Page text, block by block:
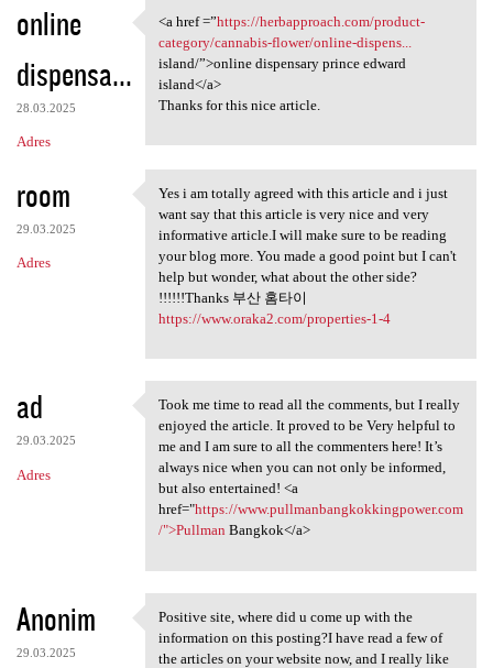
online
dispensa...
28.03.2025
Adres
<a href =”https:/
<a href =”https://herbapproach.com/product-
category/cannabis-flower/online-dispens...
island/”>online dispensary prince edward
island</a>
Thanks for this nice article.
room
29.03.2025
Adres
Yes i am totally agreed with
Yes i am totally agreed with this article and i just
want say that this article is very nice and very
informative article.I will make sure to be reading
your blog more. You made a good point but I can't
help but wonder, what about the other side?
!!!!!!Thanks 부산 홈타이
https://www.oraka2.com/properties-1-4
ad
29.03.2025
Adres
Took me time to read all the
Took me time to read all the comments, but I really
enjoyed the article. It proved to be Very helpful to
me and I am sure to all the commenters here! It’s
always nice when you can not only be informed,
but also entertained! <a
href="https://www.pullmanbangkokkingpower.com
/">Pullman Bangkok</a>
Anonim
29.03.2025
Positive site, where did u
Positive site, where did u come up with the
information on this posting?I have read a few of
the articles on your website now, and I really like